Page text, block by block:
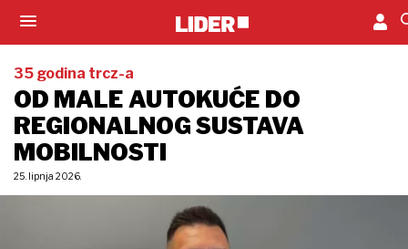
35 godina trcz-a
OD MALE AUTOKUĆE DO
REGIONALNOG SUSTAVA
MOBILNOSTI
25. lipnja 2026.